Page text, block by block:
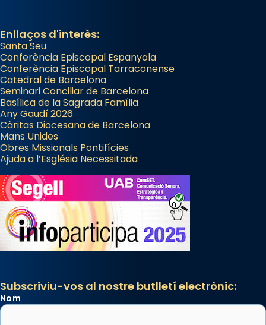
Enllaços d'interès:
Santa Seu
Conferència Episcopal Espanyola
Conferència Episcopal Tarraconense
Catedral de Barcelona
Seminari Conciliar de Barcelona
Basílica de la Sagrada Família
Any Gaudí 2026
Càritas Diocesana de Barcelona
Mans Unides
Obres Missionals Pontifícies
Ajuda a l’Església Necessitada
Subscriviu-vos al nostre butlletí electrònic:
Nom